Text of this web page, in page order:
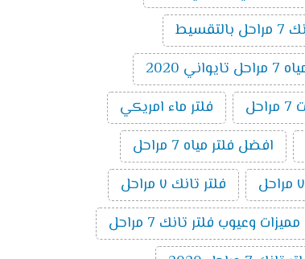
2020
فلتر ماء امريكي
افضل فلتر مياه 7 مراحل
فلتر تانك ٧ مراحل
مميزات وعيوب فلتر تانك 7 مراحل